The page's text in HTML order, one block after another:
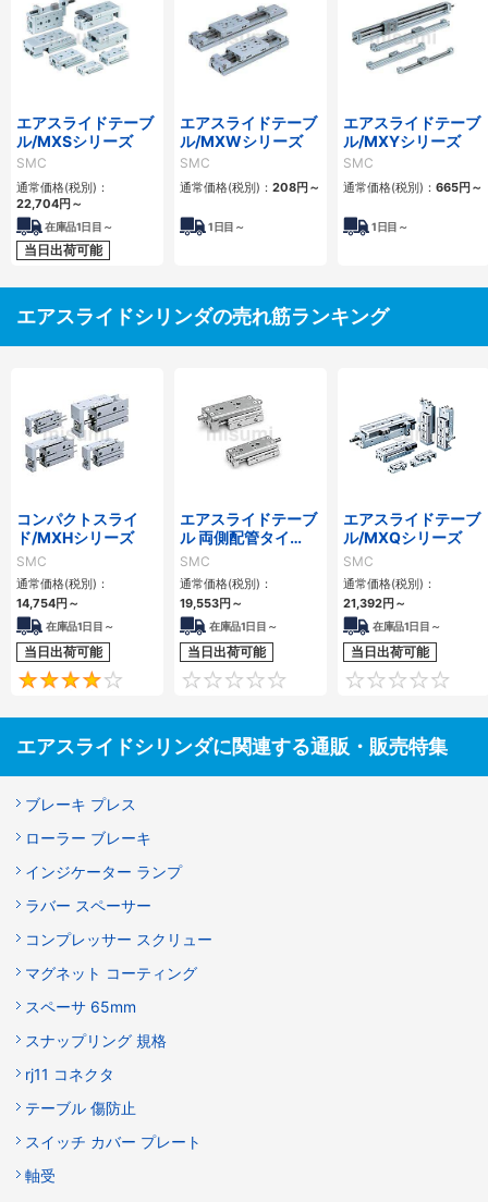
エアスライドテーブ
ル/MXSシリーズ
SMC
通常価格(税別)：
22,704円 ～
在庫品1日目～
当日出荷可能
エアスライドテーブ
ル/MXWシリーズ
SMC
通常価格(税別)： 208円 ～
1 日目～
エアスライドテーブ
ル/MXYシリーズ
SMC
通常価格(税別)： 665円 ～
1 日目～
エアスライドシリンダの売れ筋ランキング
コンパクトスライ
ド/MXHシリーズ
SMC
通常価格(税別)：
14,754円 ～
在庫品1日目～
当日出荷可能
4
エアスライドテーブ
ル 両側配管タイ
プ/MXQ□Aシリー
ズ
SMC
通常価格(税別)：
19,553円 ～
在庫品1日目～
当日出荷可能
0
エアスライドテーブ
ル/MXQシリーズ
SMC
通常価格(税別)：
21,392円 ～
在庫品1日目～
当日出荷可能
エアスライドシリンダに関連する通販・販売特集
ブレーキ プレス
ローラー ブレーキ
インジケーター ランプ
ラバー スペーサー
コンプレッサー スクリュー
マグネット コーティング
スペーサ 65mm
スナップリング 規格
rj11 コネクタ
テーブル 傷防止
スイッチ カバー プレート
軸受